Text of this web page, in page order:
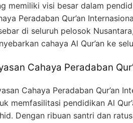
memiliki visi besar dalam
Peradaban Qur’an
di seluruh pelosok
cahaya Al Qur’an ke
Cahaya Peradaban
Cahaya Peradaban Qur’an
memfasilitasi pendidikan Al
Dengan ribuan santri dan